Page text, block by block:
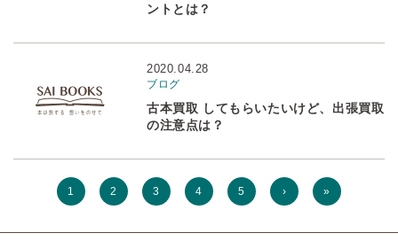
ントとは？
2020.04.28
ブログ
古本買取 してもらいたいけど、出張買取
の注意点は？
1 2 3 4 5 › »